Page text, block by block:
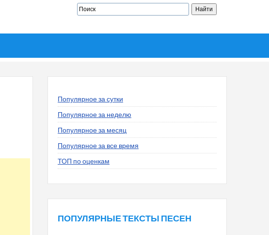
Популярное за сутки
Популярное за неделю
Популярное за месяц
Популярное за все время
ТОП по оценкам
ПОПУЛЯРНЫЕ ТЕКСТЫ ПЕСЕН